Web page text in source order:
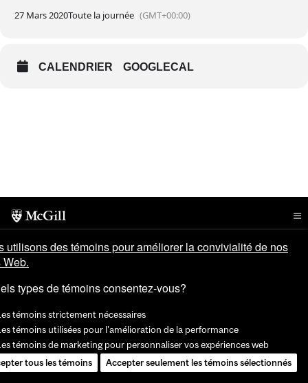
27 Mars 2020Toute la journée (GMT+00:00)
CALENDRIER GOOGLECAL
utilisons des témoins pour améliorer la convivialité de nos
types de témoins consentez-vous?
témoins strictement nécessaires
témoins utilisées pour l'amélioration de la performance
témoins de marketing pour personnaliser vos expériences web
tous les témoins
Accepter seulement les témoins sélectionnés